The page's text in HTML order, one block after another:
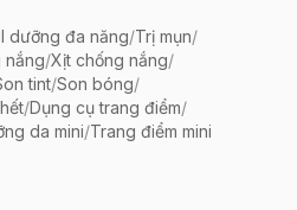
dưỡng đa năng/Trị mụn/
nắng/Xịt chống nắng/
tint/Son bóng/
/Dụng cụ trang điểm/
da mini/Trang điểm mini